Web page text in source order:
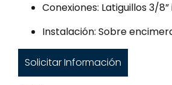
Conexiones: Latiguillos 3/
Instalación: Sobre
Solicitar Información